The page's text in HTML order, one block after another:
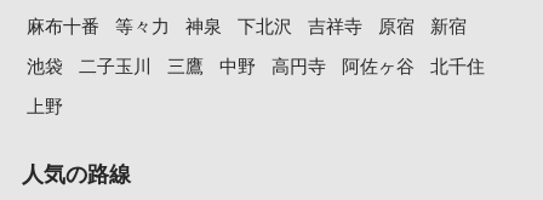
麻布十番
等々力 神泉 下北沢 吉祥寺 原宿
新宿
池袋
二子玉川 三鷹 中野 高円寺 阿佐ヶ谷
北千住
上野
人気の路線